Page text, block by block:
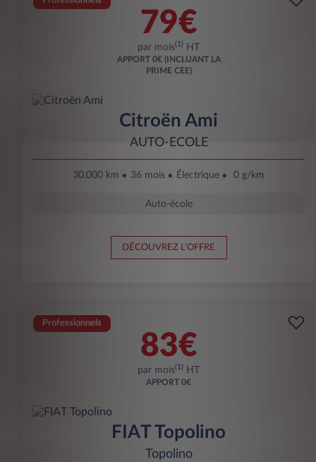
79€
par mois(1) HT
APPORT 0€ (INCLUANT LA
PRIME CEE)
Citroën Ami
AUTO-ECOLE
30.000 km 36 mois Électrique 0 g/km
Auto-école
DÉCOUVREZ L'OFFRE
Professionnels
83€
par mois(1) HT
APPORT 0€
FIAT Topolino
Topolino